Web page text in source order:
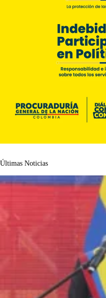
Últimas Noticias